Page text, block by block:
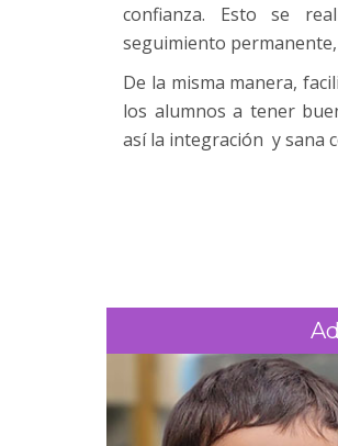
confianza. Esto se
seguimiento
De la misma manera,
los alumnos a tener
así la integración y sana